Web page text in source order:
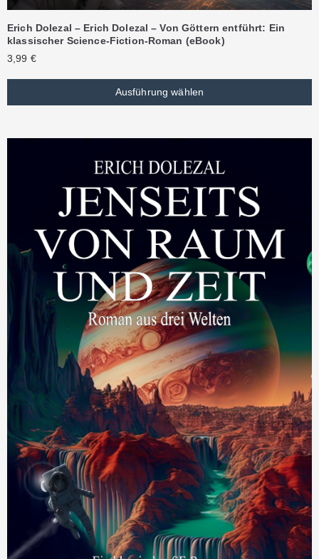
Erich Dolezal – Erich Dolezal – Von Göttern entführt: Ein
klassischer Science-Fiction-Roman (eBook)
3,99 €
Ausführung wählen